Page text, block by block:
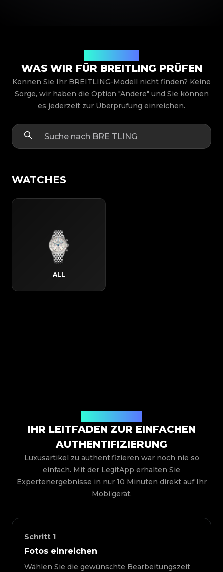
WAS WIR FÜR BREITLING PRÜFEN
Können Sie Ihr BREITLING-Modell nicht finden? Keine
Sorge, wir haben die Option "Andere" und Sie können
es jederzeit zur Überprüfung einreichen.
WATCHES
ALL
IHR LEITFADEN ZUR EINFACHEN
AUTHENTIFIZIERUNG
Luxusartikel zu authentifizieren war noch nie so
einfach. Mit der LegitApp erhalten Sie
Expertenergebnisse in nur 10 Minuten direkt auf Ihr
Mobilgerät.
Schritt 1
Fotos einreichen
Wählen Sie die gewünschte Bearbeitungszeit